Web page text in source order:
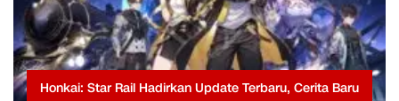
Honkai: Star Rail Hadirkan Update Terbaru, Cerita Baru